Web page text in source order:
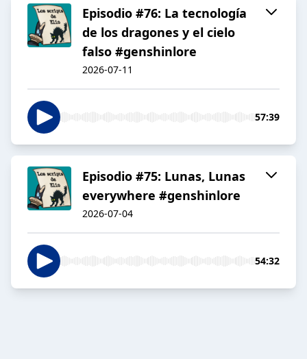
Episodio #76: La tecnología
de los dragones y el cielo
falso #genshinlore
2026-07-11
57:39
Episodio #75: Lunas, Lunas
everywhere #genshinlore
2026-07-04
54:32